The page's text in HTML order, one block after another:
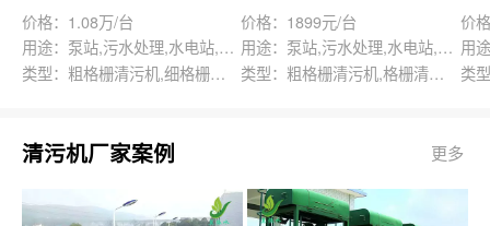
价格：1.08万/台
用途：泵站,污水处理,水电站,自来水厂,渠道,水产养殖,化工,纺织,给排水工程
类型：粗格栅清污机,细格栅清污机,格栅清污机,回转式清污机
价格：1899元/台
用途：泵站,污水处理,水电站,自来水厂,给排水工程
类型：粗格栅清污机,格栅清污机,回转式清污机
价
清污机厂家案例 更多